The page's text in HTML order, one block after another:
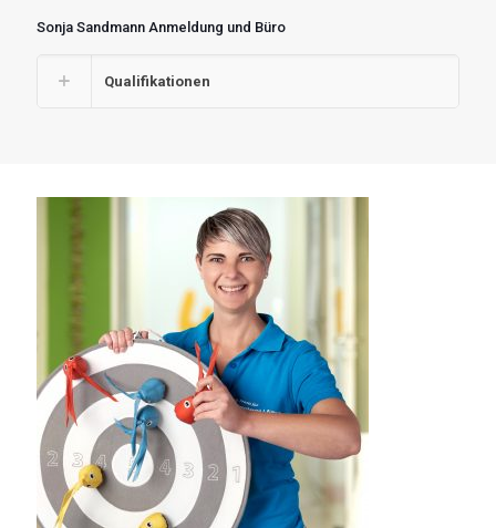
Sonja Sandmann Anmeldung und Büro
Qualifikationen